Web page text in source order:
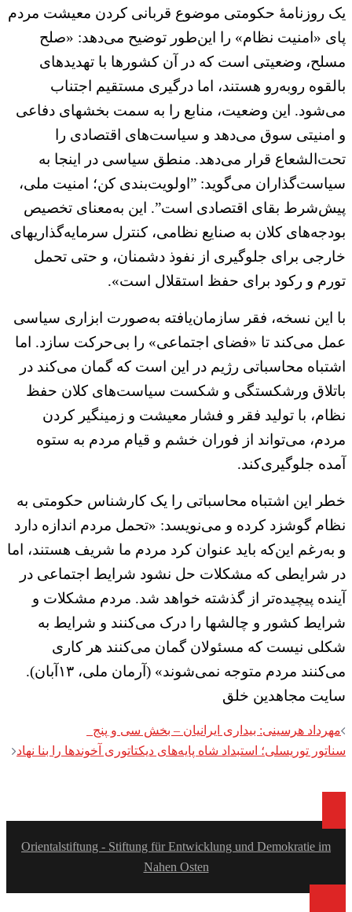
یک روزنامهٔ حکومتی موضوع قربانی کردن معیشت مردم
پای «امنیت نظام» را این‌طور توضیح می‌دهد: «صلح
مسلح، وضعیتی است که در آن کشورها با تهدیدهای
بالقوه روبه‌رو هستند، اما درگیری مستقیم اجتناب
می‌شود. این وضعیت، منابع را به سمت بخشهای دفاعی
و امنیتی سوق می‌دهد و سیاست‌های اقتصادی را
تحت‌الشعاع قرار می‌دهد. منطق سیاسی در اینجا به
سیاست‌گذاران می‌گوید: ”اولویت‌بندی کن؛ امنیت ملی،
پیش‌شرط بقای اقتصادی است”. این به‌معنای تخصیص
بودجه‌های کلان به صنایع نظامی، کنترل سرمایه‌گذاریهای
خارجی برای جلوگیری از نفوذ دشمنان، و حتی تحمل
تورم و رکود برای حفظ استقلال است».
با این نسخه، فقر سازمان‌یافته به‌صورت ابزاری سیاسی
عمل می‌کند تا «فضای اجتماعی» را بی‌حرکت سازد. اما
اشتباه محاسباتی رژیم در این است که گمان می‌کند در
باتلاق ورشکستگی و شکست سیاست‌های کلان حفظ
نظام، با تولید فقر و فشار معیشت و زمینگیر کردن
مردم، می‌تواند از فوران خشم و قیام مردم به ستوه
آمده جلوگیری‌کند.
خطر این اشتباه محاسباتی را یک کارشناس حکومتی به
نظام گوشزد کرده و می‌نویسد: «تحمل مردم اندازه دارد
و به‌رغم این‌که باید عنوان کرد مردم ما شریف هستند، اما
در شرایطی که مشکلات حل نشود شرایط اجتماعی در
آینده پیچیده‌تر از گذشته خواهد شد. مردم مشکلات و
شرایط کشور و چالشها را درک می‌کنند و شرایط به
شکلی نیست که مسئولان گمان می‌کنند هر کاری
می‌کنند مردم متوجه نمی‌شوند» (آرمان ملی، ۱۳آبان).
سایت مجاهدین خلق
Post
navigation
مهرداد هرسینی: بیداری ایرانیان – بخش سی و پنج
سناتور توریسلی؛ استبداد شاه پایه‌های دیکتاتوری آخوندها را بنا نهاد
Orientalstiftung - Stiftung für Entwicklung und Demokratie im
Nahen Osten